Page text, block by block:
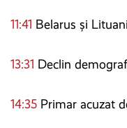
11:41 Belarus și
13:31 Declin
14:35 Primar acuzat